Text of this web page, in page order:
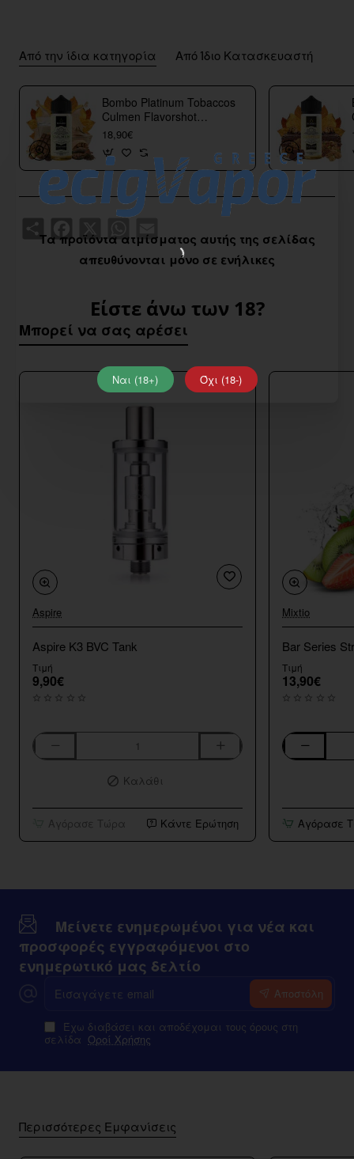
Τα προϊόντα ατμίσματος αυτής της σελίδας
απευθύνονται μόνο σε ενήλικες
Είστε άνω των 18?
Ναι (18+) Όχι (18-)
Από την ίδια κατηγορία Από Ίδιο Κατασκευαστή
Bombo Platinum Tobaccos
Culmen Flavorshot
40/120ml
18,90€
Μπορεί να σας αρέσει
Aspire
Aspire K3 BVC Tank
Τιμή
9,90€
Aspire
Καλάθι
Αγόρασε Τώρα Κάντε Ερώτηση
Mixtio
Bar Series
Τιμή
13,90€
Bar
10ml/120ml
Αγόρασε
Μείνετε ενημερωμένοι για νέα και
προσφορές εγγραφόμενοι στο
ενημερωτικό μας δελτίο
email
Αποστόλη
Έχω διαβάσει και αποδέχομαι τους όρους στη
σελίδα Οροί Χρήσης
Περισσότερες Εμφανίσεις